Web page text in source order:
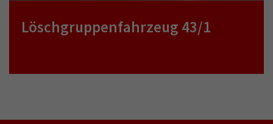
Löschgruppenfahrzeug 43/1